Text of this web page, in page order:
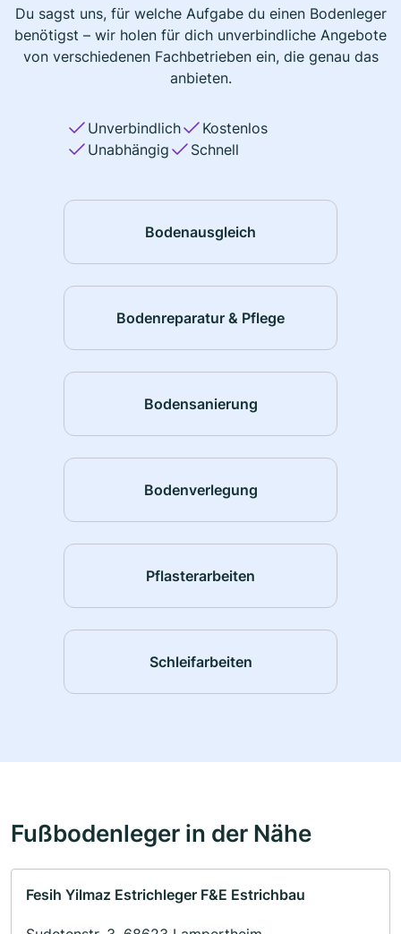
Du sagst uns, für welche Aufgabe du einen Bodenleger
benötigst – wir holen für dich unverbindliche Angebote
von verschiedenen Fachbetrieben ein, die genau das
anbieten.
Unverbindlich
Kostenlos
Unabhängig
Schnell
Bodenausgleich
Bodenreparatur & Pflege
Bodensanierung
Bodenverlegung
Pflasterarbeiten
Schleifarbeiten
Fußbodenleger in der Nähe
Fesih Yilmaz Estrichleger F&E Estrichbau